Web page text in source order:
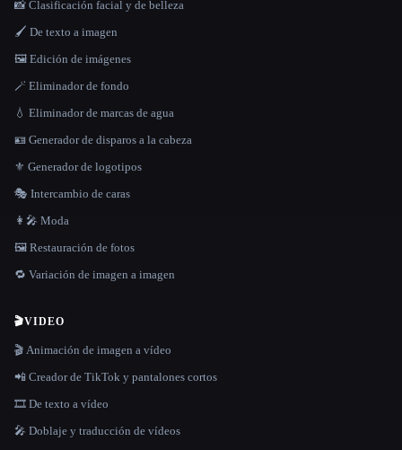
📸 Clasificación facial y de belleza
🖌️ De texto a imagen
🖼️ Edición de imágenes
🪄 Eliminador de fondo
💧 Eliminador de marcas de agua
🪪 Generador de disparos a la cabeza
⚜️ Generador de logotipos
🎭 Intercambio de caras
👩‍🎤 Moda
🖼️ Restauración de fotos
🔁 Variación de imagen a imagen
🎬VIDEO
🎬 Animación de imagen a vídeo
📲 Creador de TikTok y pantalones cortos
🎞️ De texto a vídeo
🎤 Doblaje y traducción de vídeos